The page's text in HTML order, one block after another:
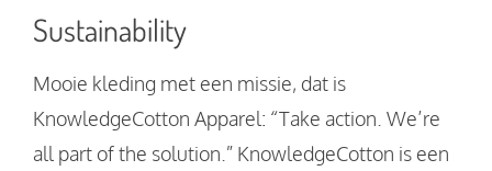
Sustainability
Mooie kleding met een missie, dat is
KnowledgeCotton Apparel: “Take action. We’re
all part of the solution.”​ KnowledgeCotton is een